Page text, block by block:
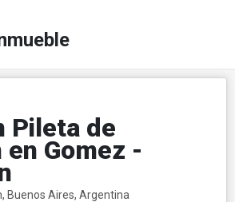
Pileta de
Gomez -
Buenos Aires, Argentina